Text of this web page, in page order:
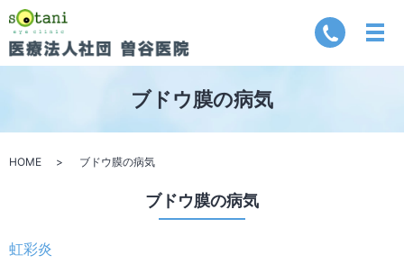
ブドウ膜の病気
HOME ブドウ膜の病気
ブドウ膜の病気
虹彩炎